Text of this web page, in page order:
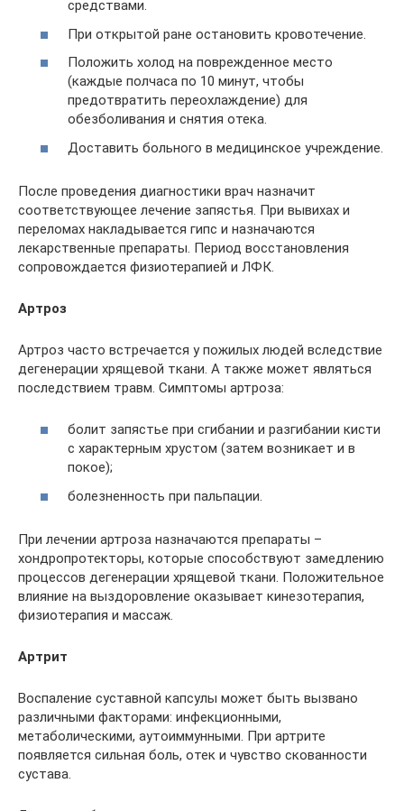
средствами.
При открытой ране остановить кровотечение.
Положить холод на поврежденное место
(каждые полчаса по 10 минут, чтобы
предотвратить переохлаждение) для
обезболивания и снятия отека.
Доставить больного в медицинское учреждение.
После проведения диагностики врач назначит
соответствующее лечение запястья. При вывихах и
переломах накладывается гипс и назначаются
лекарственные препараты. Период восстановления
сопровождается физиотерапией и ЛФК.
Артроз
Артроз часто встречается у пожилых людей вследствие
дегенерации хрящевой ткани. А также может являться
последствием травм. Симптомы артроза:
болит запястье при сгибании и разгибании кисти
с характерным хрустом (затем возникает и в
покое);
болезненность при пальпации.
При лечении артроза назначаются препараты –
хондропротекторы, которые способствуют замедлению
процессов дегенерации хрящевой ткани. Положительное
влияние на выздоровление оказывает кинезотерапия,
физиотерапия и массаж.
Артрит
Воспаление суставной капсулы может быть вызвано
различными факторами: инфекционными,
метаболическими, аутоиммунными. При артрите
появляется сильная боль, отек и чувство скованности
сустава.